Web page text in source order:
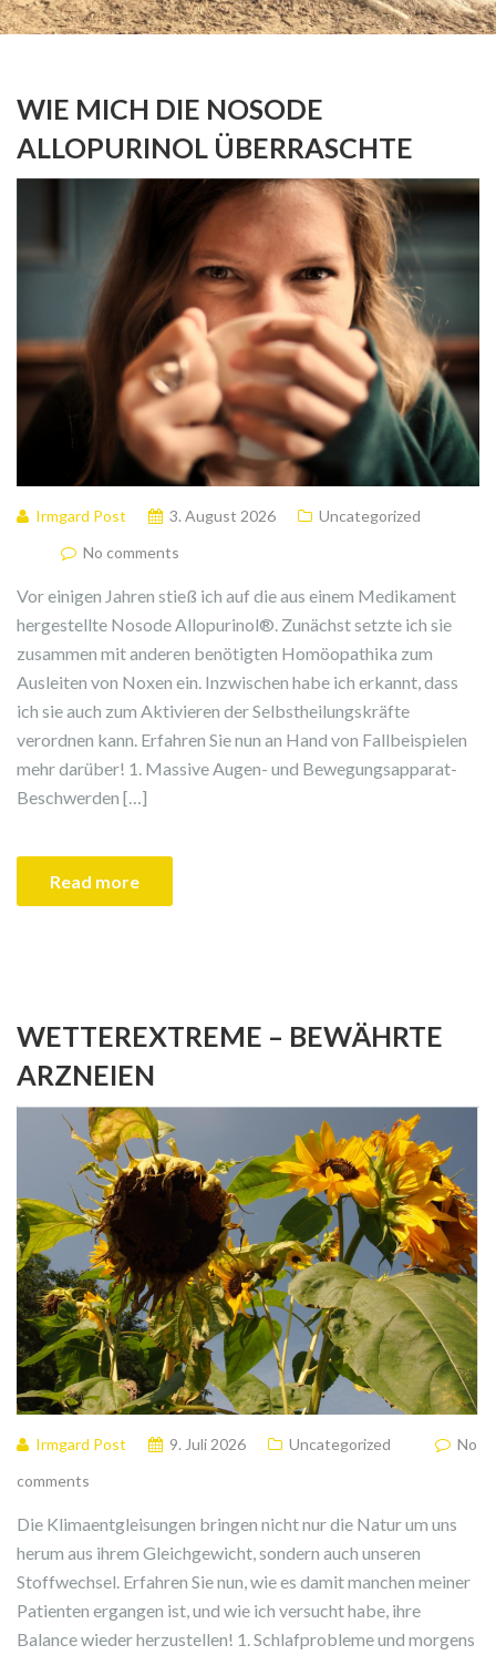
WIE MICH DIE NOSODE
ALLOPURINOL ÜBERRASCHTE
Irmgard Post 3. August 2026
Uncategorized
No comments
Vor einigen Jahren stieß ich auf die aus einem Medikament
hergestellte Nosode Allopurinol®. Zunächst setzte ich sie
zusammen mit anderen benötigten Homöopathika zum
Ausleiten von Noxen ein. Inzwischen habe ich erkannt, dass
ich sie auch zum Aktivieren der Selbstheilungskräfte
verordnen kann. Erfahren Sie nun an Hand von Fallbeispielen
mehr darüber! 1. Massive Augen- und Bewegungsapparat-
Beschwerden […]
Read more
WETTEREXTREME – BEWÄHRTE
ARZNEIEN
Irmgard Post 9. Juli 2026 Uncategorized
No
comments
Die Klimaentgleisungen bringen nicht nur die Natur um uns
herum aus ihrem Gleichgewicht, sondern auch unseren
Stoffwechsel. Erfahren Sie nun, wie es damit manchen meiner
Patienten ergangen ist, und wie ich versucht habe, ihre
Balance wieder herzustellen! 1. Schlafprobleme und morgens